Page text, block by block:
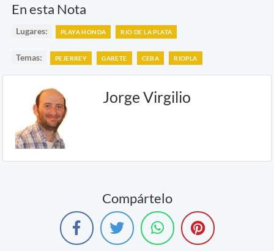
En esta Nota
Lugares: PLAYA HONDA RIO DE LA PLATA
Temas: PEJERREY GARETE CEBA RIOPLA
Jorge Virgilio
Compártelo